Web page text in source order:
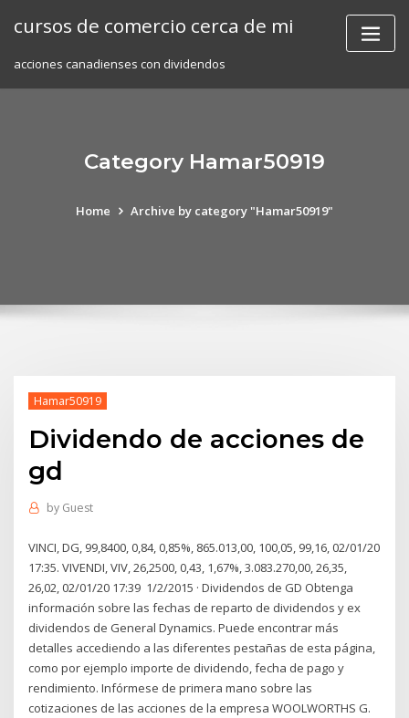
cursos de comercio cerca de mi
acciones canadienses con dividendos
Category Hamar50919
Home Archive by category "Hamar50919"
Hamar50919
Dividendo de acciones de
gd
by Guest
VINCI, DG, 99,8400, 0,84, 0,85%, 865.013,00, 100,05, 99,16, 02/01/20
17:35. VIVENDI, VIV, 26,2500, 0,43, 1,67%, 3.083.270,00, 26,35,
26,02, 02/01/20 17:39 1/2/2015 · Dividendos de GD Obtenga
información sobre las fechas de reparto de dividendos y ex
dividendos de General Dynamics. Puede encontrar más
detalles accediendo a las diferentes pestañas de esta página,
como por ejemplo importe de dividendo, fecha de pago y
rendimiento. Infórmese de primera mano sobre las
cotizaciones de las acciones de la empresa WOOLWORTHS G.